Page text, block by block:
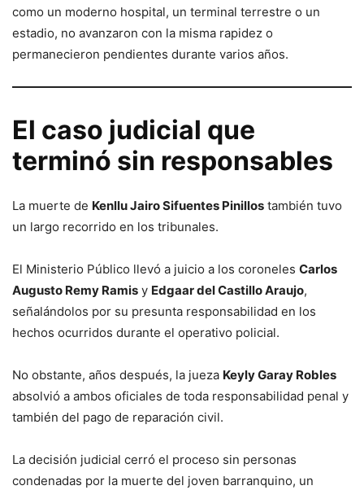
como un moderno hospital, un terminal terrestre o un
estadio, no avanzaron con la misma rapidez o
permanecieron pendientes durante varios años.
El caso judicial que
terminó sin responsables
La muerte de Kenllu Jairo Sifuentes Pinillos también tuvo
un largo recorrido en los tribunales.
El Ministerio Público llevó a juicio a los coroneles Carlos
Augusto Remy Ramis y Edgaar del Castillo Araujo,
señalándolos por su presunta responsabilidad en los
hechos ocurridos durante el operativo policial.
No obstante, años después, la jueza Keyly Garay Robles
absolvió a ambos oficiales de toda responsabilidad penal y
también del pago de reparación civil.
La decisión judicial cerró el proceso sin personas
condenadas por la muerte del joven barranquino, un